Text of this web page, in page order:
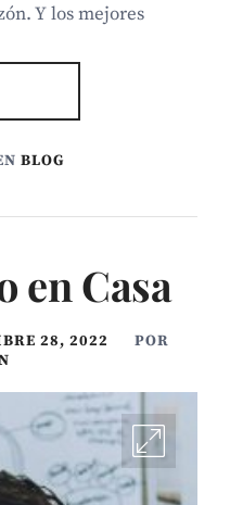
Y los mejores
BLOG
en Casa
28, 2022
POR